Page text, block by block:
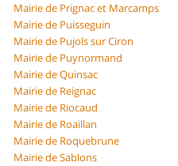
Mairie de Prignac et Marcamps
Mairie de Puisseguin
Mairie de Pujols sur Ciron
Mairie de Puynormand
Mairie de Quinsac
Mairie de Reignac
Mairie de Riocaud
Mairie de Roaillan
Mairie de Roquebrune
Mairie de Sablons